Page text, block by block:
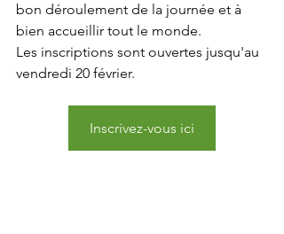
bon déroulement de la journée et à
bien accueillir tout le monde.
Les inscriptions sont ouvertes jusqu'au
vendredi 20 février.
Inscrivez-vous ici